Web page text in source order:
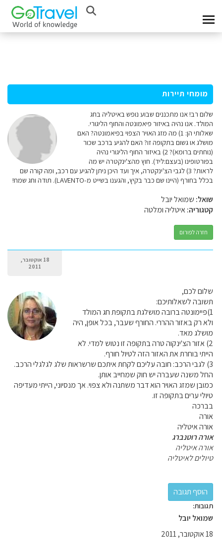
מומחי תיירות
שלום רב! אנו מתכננים שבוע נופש באיטליה בחג
המולד. אנו נהיה באיזור פיאמונטה והחוף הליגורי.
שאלותי הן: 1) מה מזג האויר הצפוי בפיאמונטה? האם
מושלג או גשום בתקופה זו? האם להגיע ברכב שכור
(נוחתים ברומא)? 2) באיזור החוף הליגורי נהיה
בפורטופינו (בעצם:ליד). חוץ מהצ'ינקטרה יש מה
לראות? 3) לגבי הצ'ינקטרה, איך ועד היכן ניתן להגיע עם רכב, ומה קורה שם
בכלל בחורף (היינו שם כבר בקיץ, והגענו בשייט מ-LAVENTO). תודה וחג שמח!
שואל: שמואל יובל
קטגוריה:איטליה ומלטה
חזרה לפורום
18 אוקטובר,
2011
שלום לכם,
תשובה לשאלותיכם:
1)פיימונטה ברובה מושלגת בתקופת חג המולד
ולא רק באזור ההררי. החורף שעבר, בכל אופן, היה
מושלג מאד.
2) אזור הצ'ינקוה טרה בתקופה זו נטוש למדי. לא
הייתי בוחרת את האזור הזה לטיול חורף.
3) לגבי הרכב: חובה עליכם לקחת איתכם שרשראות שלג לגלגלי הרכב.
החל משנה שעברה יש חוק שמחייב אותן.
כמובן שמזג האויר הוא דבר משתנה ולא צפוי. אך מנסיוני, הייתי מעדיפה
טיולי ערים בתקופה זו.
בברכה
אורה
אורה איטליה
אורה רוטנברג
אורה איטליה
טיולים לאיטליה
תגובות:
שמואל יובל
18 אוקטובר, 2011